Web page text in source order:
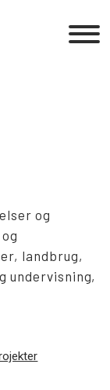
og
landbrug,
undervisning,